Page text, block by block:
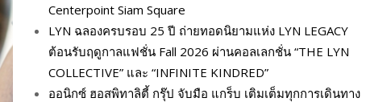
Centerpoint Siam Square
LYN ฉลองครบรอบ 25 ปี ถ่ายทอดนิยามแห่ง LYN LEGACY
ต้อนรับฤดูกาลแฟชั่น Fall 2026 ผ่านคอลเลกชั่น “THE LYN
COLLECTIVE” และ “INFINITE KINDRED”
ออนิกซ์ ฮอสพิทาลิตี้ กรุ๊ป จับมือ แกร็บ เติมเต็มทุกการเดินทาง